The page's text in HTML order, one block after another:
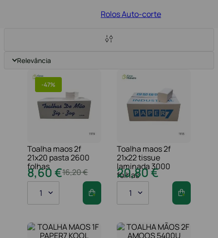
Rolos Auto-corte
Relevância
-47%
Toalha maos 2f
21x20 pasta 2600
folhas
16,20€
8,60€
1
Toalha maos 2f
21x22 tissue
laminada 3000
folhas
20,80€
1